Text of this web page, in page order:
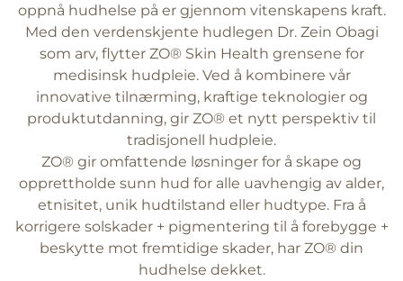
oppnå hudhelse på er gjennom vitenskapens kraft.
Med den verdenskjente hudlegen Dr. Zein Obagi
som arv, flytter ZO® Skin Health grensene for
medisinsk hudpleie. Ved å kombinere vår
innovative tilnærming, kraftige teknologier og
produktutdanning, gir ZO® et nytt perspektiv til
tradisjonell hudpleie.
ZO® gir omfattende løsninger for å skape og
opprettholde sunn hud for alle uavhengig av alder,
etnisitet, unik hudtilstand eller hudtype. Fra å
korrigere solskader + pigmentering til å forebygge +
beskytte mot fremtidige skader, har ZO® din
hudhelse dekket.